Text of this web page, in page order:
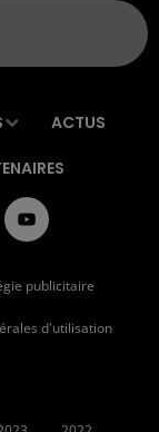
ACTUS
publicitaire
d'utilisation